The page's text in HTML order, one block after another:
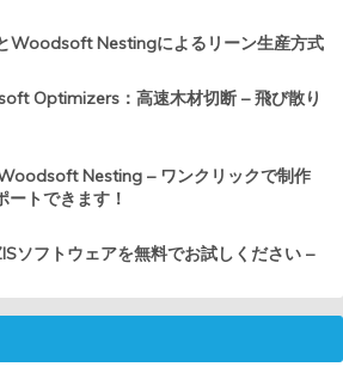
Woodsoft Nestingによるリーン生産方式
Optimizers：高速木材切断 – 飛び散り
Nesting – ワンクリックで制作
ートできます！
ソフトウェアを無料でお試しください –